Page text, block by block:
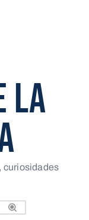
LA
curiosidades